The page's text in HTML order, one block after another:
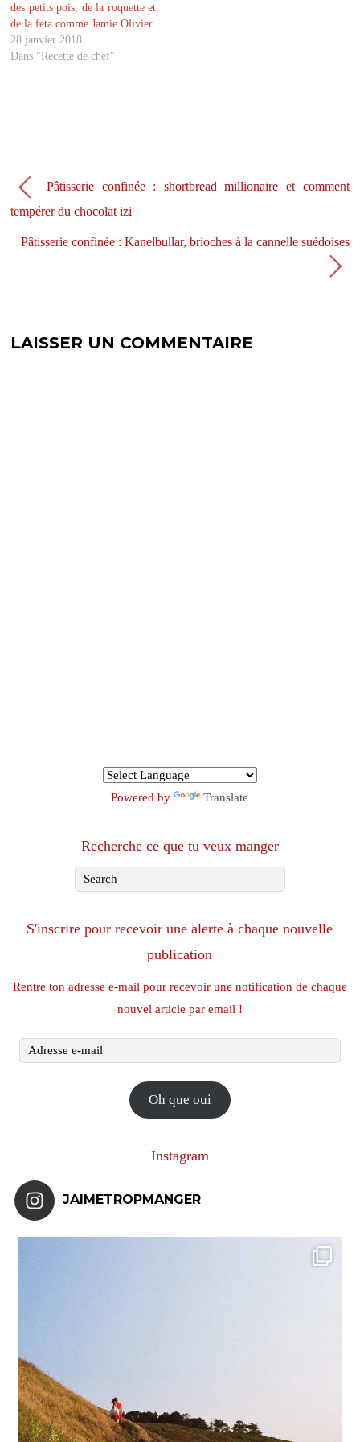
n
s
u
n
e
n
e
)
a
n
s
u
n
e
ê
r
e
des petits pois, de la roquette et
de la feta comme Jamie Olivier
28 janvier 2018
Dans "Recette de chef"
Pâtisserie confinée : shortbread millionaire et comment
tempérer du chocolat izi
Pâtisserie confinée : Kanelbullar, brioches à la cannelle suédoises
LAISSER UN COMMENTAIRE
Powered by Translate
Recherche ce que tu veux manger
S'inscrire pour recevoir une alerte à chaque nouvelle
publication
Rentre ton adresse e-mail pour recevoir une notification de chaque
nouvel article par email !
Adresse
Oh que oui
Instagram
JAIMETROPMANGER